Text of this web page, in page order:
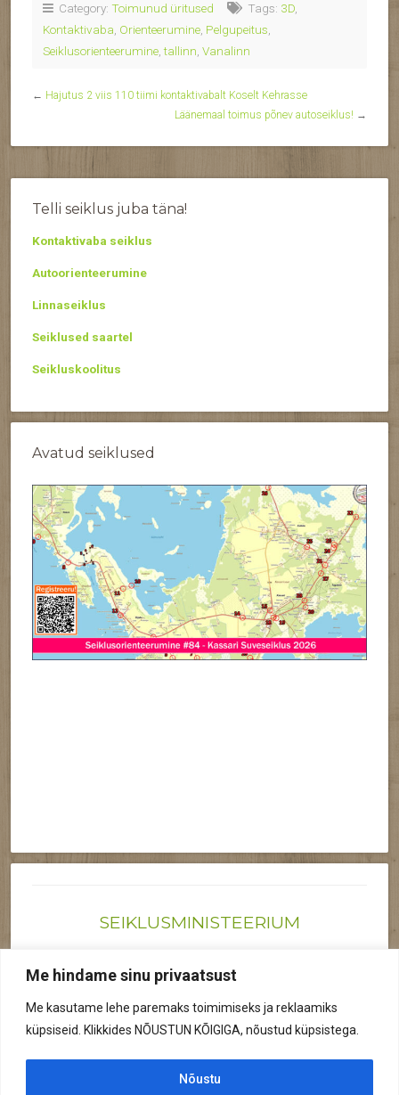
Me hindame sinu privaatsust
Me kasutame lehe paremaks toimimiseks ja reklaamiks
küpsiseid. Klikkides NÕUSTUN KÕIGIGA, nõustud küpsistega.
Nõustu
Category: Toimunud üritused Tags: 3D
Kontaktivaba Orienteerumine Pelgupeitus
Seiklusorienteerumine ,tallinn Vanalinn
← Hajutus 2 viis 110 tiimi kontaktivabalt Koselt Kehrasse
Läänemaal toimus põnev autoseiklus! →
Telli seiklus juba täna!
Kontaktivaba seiklus
Autoorienteerumine
Linnaseiklus
Seiklused saartel
Seikluskoolitus
Avatud seiklused
SEIKLUSMINISTEERIUM
Reg nr: 12041719